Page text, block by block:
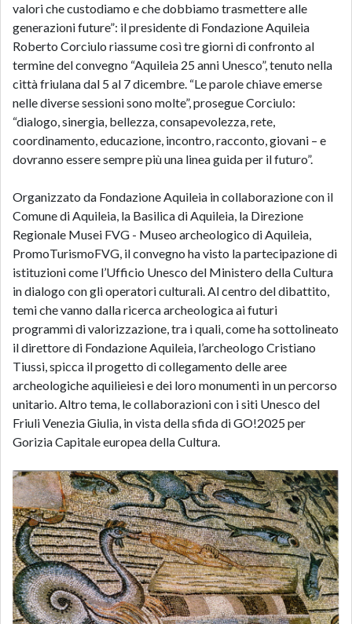
valori che custodiamo e che dobbiamo trasmettere alle
generazioni future”: il presidente di Fondazione Aquileia
Roberto Corciulo riassume così tre giorni di confronto al
termine del convegno “Aquileia 25 anni Unesco”, tenuto nella
città friulana dal 5 al 7 dicembre. “Le parole chiave emerse
nelle diverse sessioni sono molte”, prosegue Corciulo:
“dialogo, sinergia, bellezza, consapevolezza, rete,
coordinamento, educazione, incontro, racconto, giovani – e
dovranno essere sempre più una linea guida per il futuro”.
Organizzato da Fondazione Aquileia in collaborazione con il
Comune di Aquileia, la Basilica di Aquileia, la Direzione
Regionale Musei FVG - Museo archeologico di Aquileia,
PromoTurismoFVG, il convegno ha visto la partecipazione di
istituzioni come l’Ufficio Unesco del Ministero della Cultura
in dialogo con gli operatori culturali. Al centro del dibattito,
temi che vanno dalla ricerca archeologica ai futuri
programmi di valorizzazione, tra i quali, come ha sottolineato
il direttore di Fondazione Aquileia, l’archeologo Cristiano
Tiussi, spicca il progetto di collegamento delle aree
archeologiche aquilieiesi e dei loro monumenti in un percorso
unitario. Altro tema, le collaborazioni con i siti Unesco del
Friuli Venezia Giulia, in vista della sfida di GO!2025 per
Gorizia Capitale europea della Cultura.